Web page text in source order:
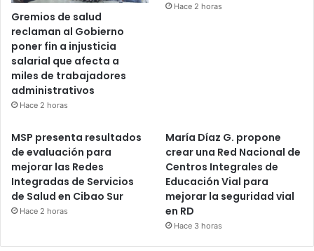
Gremios de salud
reclaman al Gobierno
poner fin a injusticia
salarial que afecta a
miles de trabajadores
administrativos
Hace 2 horas
Hace 2 horas
MSP presenta resultados
de evaluación para
mejorar las Redes
Integradas de Servicios
de Salud en Cibao Sur
Hace 2 horas
María Díaz G. propone
crear una Red Nacional de
Centros Integrales de
Educación Vial para
mejorar la seguridad vial
en RD
Hace 3 horas